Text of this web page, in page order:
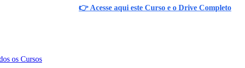
👉 Acesse aqui este Curso e o Drive Completo
os Cursos